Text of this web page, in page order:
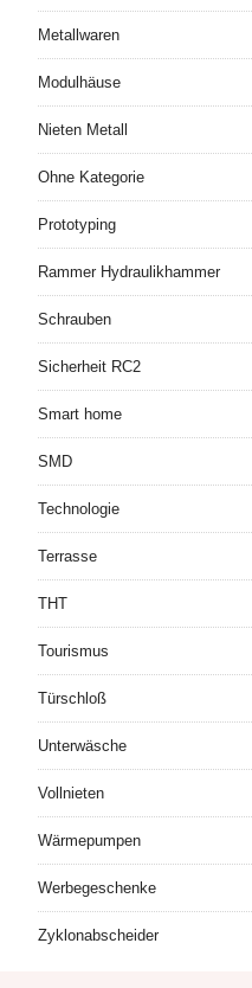
Metallwaren
Modulhäuse
Nieten Metall
Ohne Kategorie
Prototyping
Rammer Hydraulikhammer
Schrauben
Sicherheit RC2
Smart home
SMD
Technologie
Terrasse
THT
Tourismus
Türschloß
Unterwäsche
Vollnieten
Wärmepumpen
Werbegeschenke
Zyklonabscheider